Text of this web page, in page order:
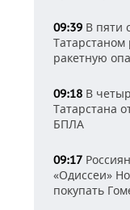
09:39 В пяти
Татарстаном
ракетную
09:18 В
Татарстана
БПЛА
09:17
«Одиссеи»
покупать